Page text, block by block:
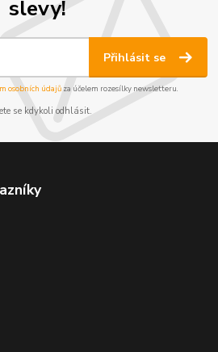
slevy!
Přihlásit se
osobních údajůza účelem rozesílky newsletteru.
se kdykoli odhlásit.